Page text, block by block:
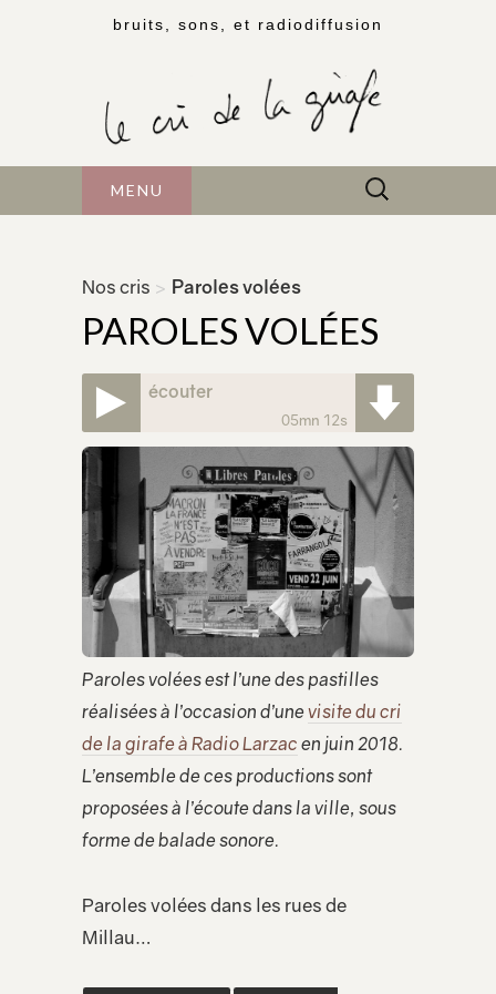
bruits, sons, et radiodiffusion
MENU Rechercher :
Nos cris > Paroles volées
PAROLES VOLÉES
écouter
05mn 12s
Paroles volées est l’une des pastilles
réalisées à l’occasion d’une visite du cri
de la girafe à Radio Larzac en juin 2018.
L’ensemble de ces productions sont
proposées à l’écoute dans la ville, sous
forme de balade sonore.
Paroles volées dans les rues de
Millau…